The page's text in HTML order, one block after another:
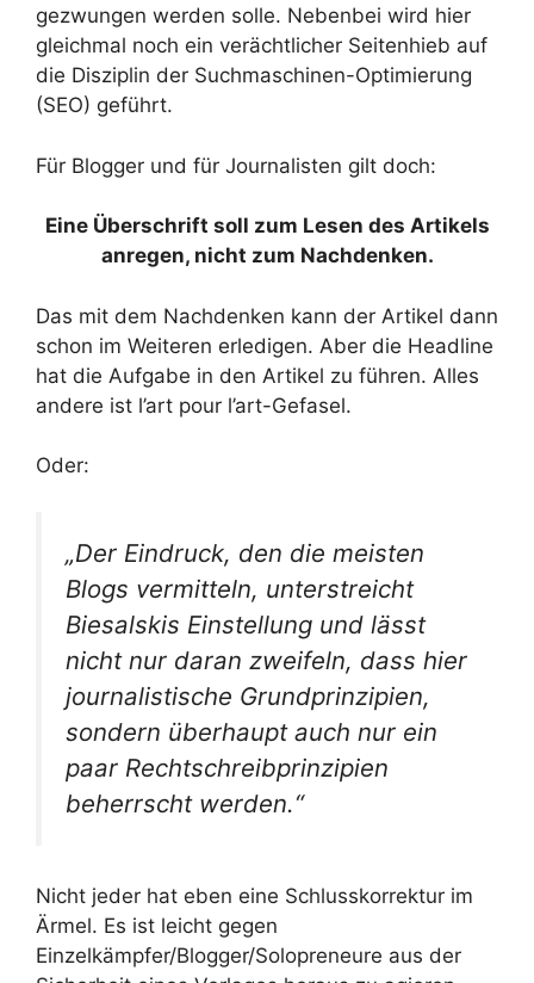
gezwungen werden solle. Nebenbei wird hier
gleichmal noch ein verächtlicher Seitenhieb auf
die Disziplin der Suchmaschinen-Optimierung
(SEO) geführt.
Für Blogger und für Journalisten gilt doch:
Eine Überschrift soll zum Lesen des Artikels
anregen, nicht zum Nachdenken.
Das mit dem Nachdenken kann der Artikel dann
schon im Weiteren erledigen. Aber die Headline
hat die Aufgabe in den Artikel zu führen. Alles
andere ist l’art pour l’art-Gefasel.
Oder:
„Der Eindruck, den die meisten
Blogs vermitteln, unterstreicht
Biesalskis Einstellung und lässt
nicht nur daran zweifeln, dass hier
journalistische Grundprinzipien,
sondern überhaupt auch nur ein
paar Rechtschreibprinzipien
beherrscht werden.“
Nicht jeder hat eben eine Schlusskorrektur im
Ärmel. Es ist leicht gegen
Einzelkämpfer/Blogger/Solopreneure aus der